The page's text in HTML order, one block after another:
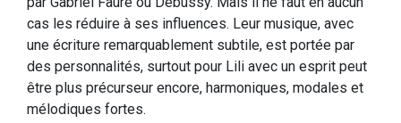
cas les réduire à ses influences. Leur musique, avec
une écriture remarquablement subtile, est portée par
des personnalités, surtout pour Lili avec un esprit peut
être plus précurseur encore, harmoniques, modales et
mélodiques fortes.